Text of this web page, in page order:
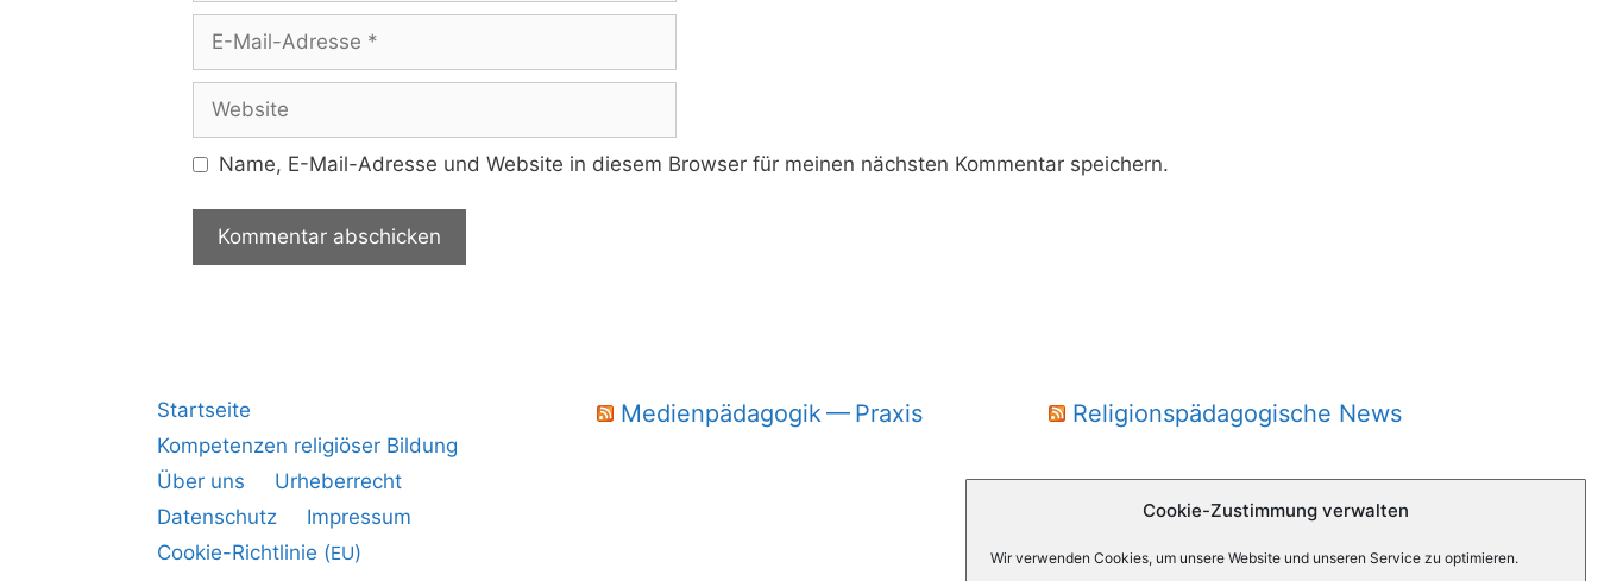
Cookie-Zustimmung verwalten
Wir verwenden Cookies, um unsere Website und unseren Service zu optimieren.
Name, E-Mail-Adresse und Website in diesem Browser für meinen nächsten Kommentar speichern.
Startseite
Kompetenzen religiöser Bildung
Über uns
Urheberrecht
Datenschutz
Impressum
Cookie-Richtlinie (EU)
Medienpädagogik — Praxis Religionspädagogische News